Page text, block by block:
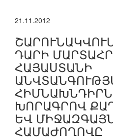
21.11.2012
ԴԱՐԻ
ՀԱՅԱՍՏԱՆԻ
ԽՈՐԱԳՐՈՎ
ԵՎ
ՀԱՄԱԺՈՂՈՎԸ